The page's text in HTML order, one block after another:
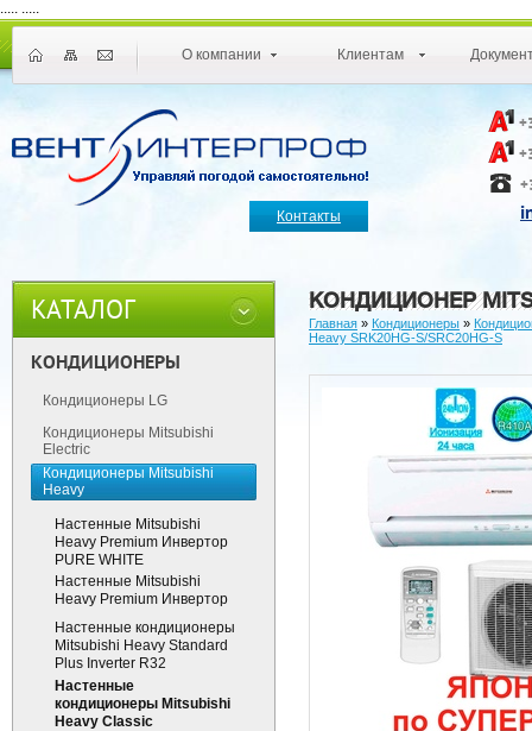
..... .....
О компании Клиентам
Контакты
КАТАЛОГ
КОНДИЦИОНЕРЫ
Кондиционеры LG
Кондиционеры Mitsubishi
Electric
Кондиционеры Mitsubishi
Heavy
Настенные Mitsubishi
Heavy Premium Инвертор
PURE WHITE
Настенные Mitsubishi
Heavy Premium Инвертор
Настенные кондиционеры
Mitsubishi Heavy Standard
Plus Inverter R32
Настенные
кондиционеры Mitsubishi
Heavy Classic
КОНДИЦИОНЕР
Главная » Кондиционеры »
Heavy SRK20HG-S/SRC20HG-S